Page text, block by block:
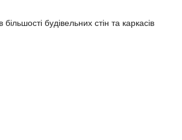
більшості будівельних стін та каркасів